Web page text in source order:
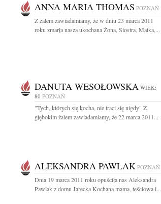
ANNA MARIA THOMAS POZNAŃ
Z żalem zawiadamiamy, że w dniu 23 marca 2011
roku zmarła nasza ukochana Żona, Siostra, Matka,...
DANUTA WESOŁOWSKA WIEK:
80 POZNAŃ
"Tych, których się kocha, nie traci się nigdy" Z
głębokim żalem zawiadamiamy, że 22 marca 2011...
ALEKSANDRA PAWLAK POZNAŃ
Dnia 19 marca 2011 roku opuściła nas Aleksandra
Pawlak z domu Jarecka Kochana mama, teściowa i...